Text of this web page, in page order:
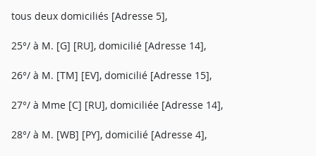
tous deux domiciliés [Adresse 5],
25°/ à M. [G] [RU], domicilié [Adresse 14],
26°/ à M. [TM] [EV], domicilié [Adresse 15],
27°/ à Mme [C] [RU], domiciliée [Adresse 14],
28°/ à M. [WB] [PY], domicilié [Adresse 4],